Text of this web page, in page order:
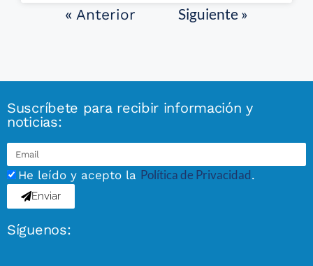
« Anterior Siguiente »
Suscríbete para recibir información y
noticias:
He leído y acepto la Política de Privacidad.
Enviar
Síguenos: